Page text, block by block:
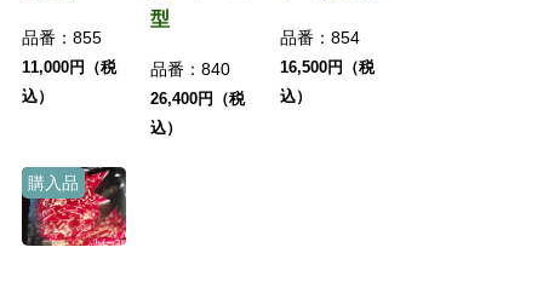
品番： 855
11,000円（税
込）
型
品番：840
26,400円（税
込）
品番：854
16,500円（税
込）
購入品